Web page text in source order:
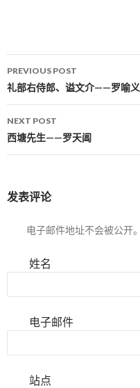
Post navigation
PREVIOUS POST
礼部右侍郎、谥文介——罗喻义
NEXT POST
西塘先生——罗天阊
发表评论
电子邮件地址不会被公开。
姓名
电子邮件
站点